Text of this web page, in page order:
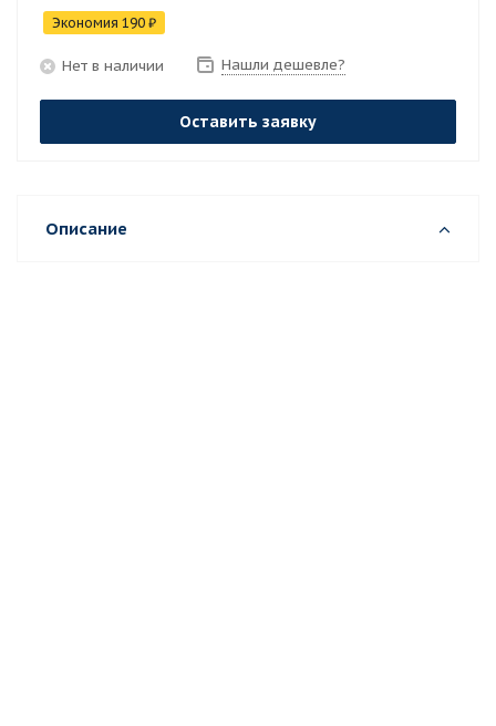
Экономия 190 ₽
Нет в наличии Нашли дешевле?
Оставить заявку
Описание